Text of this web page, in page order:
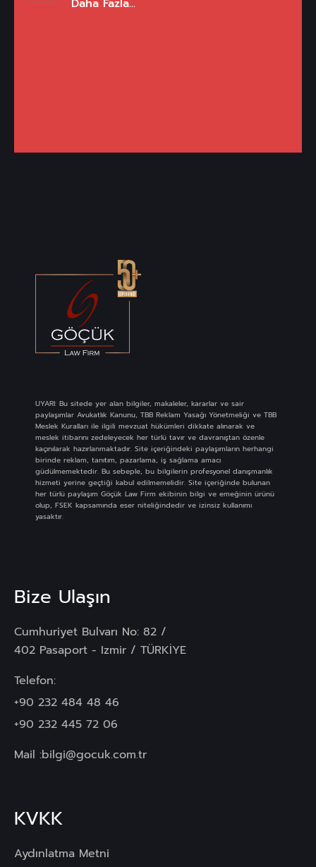
Daha Fazla...
UYARI: Bu sitede yer alan bilgiler, makaleler, kararlar ve sair
paylaşımlar Avukatlık Kanunu, TBB Reklam Yasağı Yönetmeliği ve TBB
Meslek Kuralları ile ilgili mevzuat hükümleri dikkate alınarak ve
meslek itibarını zedeleyecek her türlü tavır ve davranıştan özenle
kaçınılarak hazırlanmaktadır. Site içeriğindeki paylaşımların herhangi
birinde reklam, tanıtım, pazarlama, iş sağlama amacı
güdülmemektedir. Bu sebeple, bu bilgilerin profesyonel danışmanlık
hizmeti yerine geçtiği kabul edilmemelidir. Site içeriğinde bulunan
her türlü paylaşım Göçük Law Firm ekibinin bilgi ve emeğinin ürünü
olup, FSEK kapsamında eser niteliğindedir ve izinsiz kullanımı
yasaktır.
Bize Ulaşın
Cumhuriyet Bulvarı No: 82 /
402 Pasaport - Izmir / TÜRKİYE
Telefon:
+90 232 484 48 46
+90 232 445 72 06
Mail :bilgi@gocuk.com.tr
KVKK
Aydınlatma Metni